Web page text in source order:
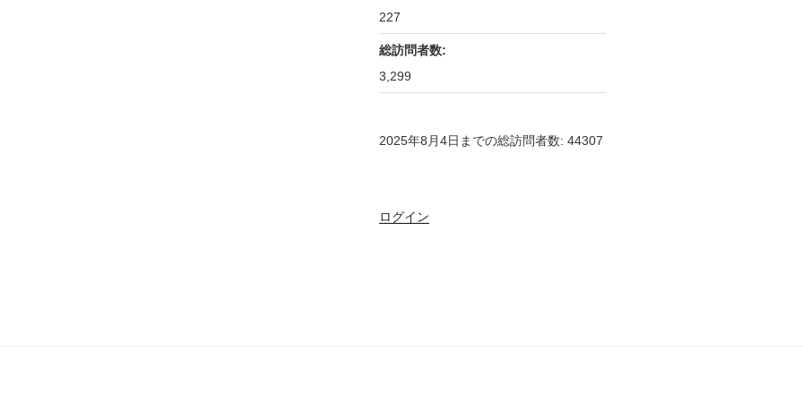
227
総訪問者数:
3,299
2025年8月4日までの総訪問者数: 44307
ログイン